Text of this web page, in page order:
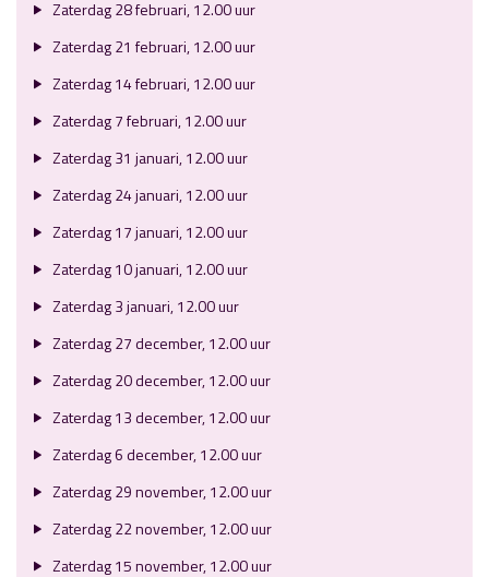
Zaterdag 28 februari, 12.00 uur
Zaterdag 21 februari, 12.00 uur
Zaterdag 14 februari, 12.00 uur
Zaterdag 7 februari, 12.00 uur
Zaterdag 31 januari, 12.00 uur
Zaterdag 24 januari, 12.00 uur
Zaterdag 17 januari, 12.00 uur
Zaterdag 10 januari, 12.00 uur
Zaterdag 3 januari, 12.00 uur
Zaterdag 27 december, 12.00 uur
Zaterdag 20 december, 12.00 uur
Zaterdag 13 december, 12.00 uur
Zaterdag 6 december, 12.00 uur
Zaterdag 29 november, 12.00 uur
Zaterdag 22 november, 12.00 uur
Zaterdag 15 november, 12.00 uur